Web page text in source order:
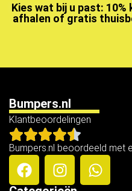
Kies wat bij u past:
afhalen of gratis
Bumpers.nl
Klantbeoordelingen
Bumpers.nl beoordeeld met